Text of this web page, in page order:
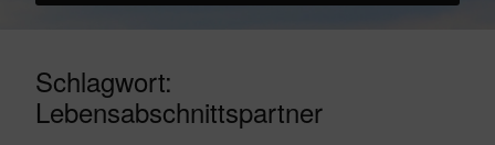
Schlagwort:
Lebensabschnittspartner